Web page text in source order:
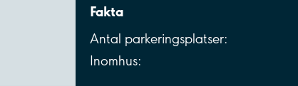
Fakta
Antal parkeringsplatser:
Inomhus: